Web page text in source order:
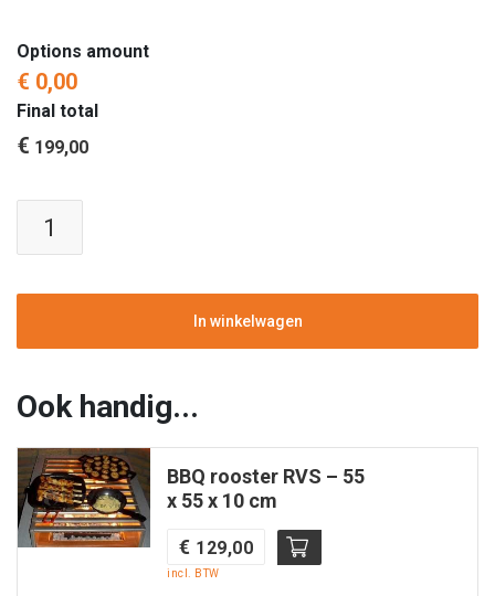
Options amount
€ 0,00
Final total
€ 199,00
40x40
RVS
Easyfires
In winkelwagen
Ook handig...
BBQ rooster RVS – 55
x 55 x 10 cm
€ 129,00
incl. BTW